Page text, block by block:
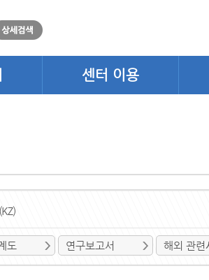
센터 이용
도 연구보고서 해외 관련